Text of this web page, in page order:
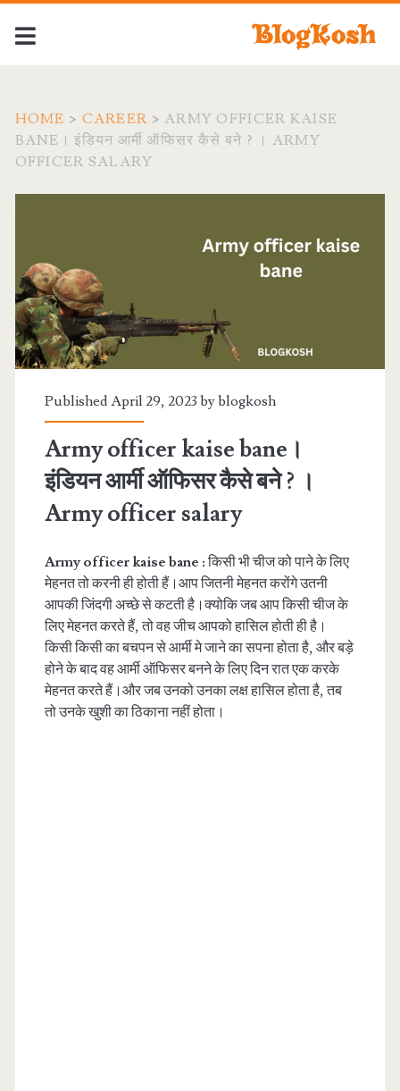
HOME > CAREER > ARMY OFFICER KAISE
BANE। इंडियन आर्मी ऑफिसर कैसे बने ? । ARMY
OFFICER SALARY
Published April 29, 2023 byblogkosh
Army officer kaise bane।
इंडियन आर्मी ऑफिसर कैसे बने ? ।
Army officer salary
Army officer kaise bane :किसी भी चीज को पाने के लिए
मेहनत तो करनी ही होती हैं।आप जितनी मेहनत करोंगे उतनी
आपकी जिंदगी अच्छे से कटती है।क्योकि जब आप किसी चीज के
लिए मेहनत करते हैं, तो वह जीच आपको हासिल होती ही है।
किसी किसी का बचपन से आर्मी मे जाने का सपना होता है, और बड़े
होने के बाद वह आर्मी ऑफिसर बनने के लिए दिन रात एक करके
मेहनत करते हैं।और जब उनको उनका लक्ष हासिल होता है, तब
तो उनके खुशी का ठिकाना नहीं होता।